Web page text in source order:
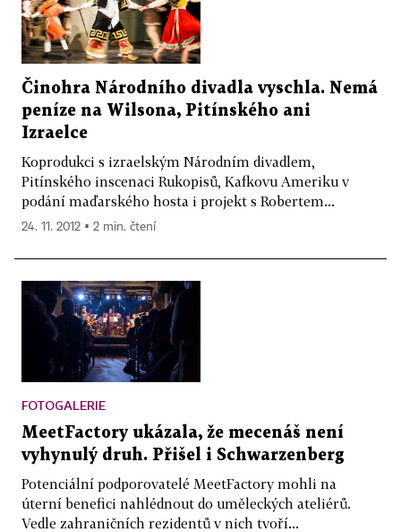
Činohra Národního divadla vyschla. Nemá
peníze na Wilsona, Pitínského ani
Izraelce
Koprodukci s izraelským Národním divadlem,
Pitínského inscenaci Rukopisů, Kafkovu Ameriku v
podání maďarského hosta i projekt s Robertem...
24. 11. 2012 ▪ 2 min. čtení
FOTOGALERIE
MeetFactory ukázala, že mecenáš není
vyhynulý druh. Přišel i Schwarzenberg
Potenciální podporovatelé MeetFactory mohli na
úterní benefici nahlédnout do uměleckých ateliérů.
Vedle zahraničních rezidentů v nich tvoří...